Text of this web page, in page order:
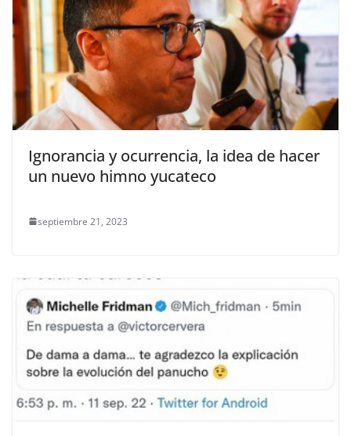
Ignorancia y ocurrencia, la idea de hacer
un nuevo himno yucateco
septiembre 21, 2023